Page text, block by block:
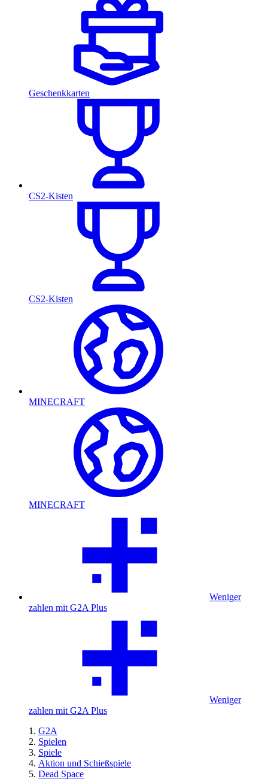
Geschenkkarten
CS2-Kisten
CS2-Kisten
MINECRAFT
MINECRAFT
Weniger
zahlen mit G2A Plus
Weniger
zahlen mit G2A Plus
G2A
Spielen
Spiele
Aktion und Schießspiele
Dead Space